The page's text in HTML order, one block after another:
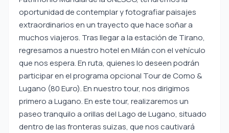
oportunidad de contemplar y fotografiar paisajes
extraordinarios en un trayecto que hace soñar a
muchos viajeros. Tras llegar a la estación de Tirano,
regresamos a nuestro hotel en Milán con el vehículo
que nos espera. En ruta, quienes lo deseen podrán
participar en el programa opcional Tour de Como &
Lugano (80 Euro). En nuestro tour, nos dirigimos
primero a Lugano. En este tour, realizaremos un
paseo tranquilo a orillas del Lago de Lugano, situado
dentro de las fronteras suizas, que nos cautivará